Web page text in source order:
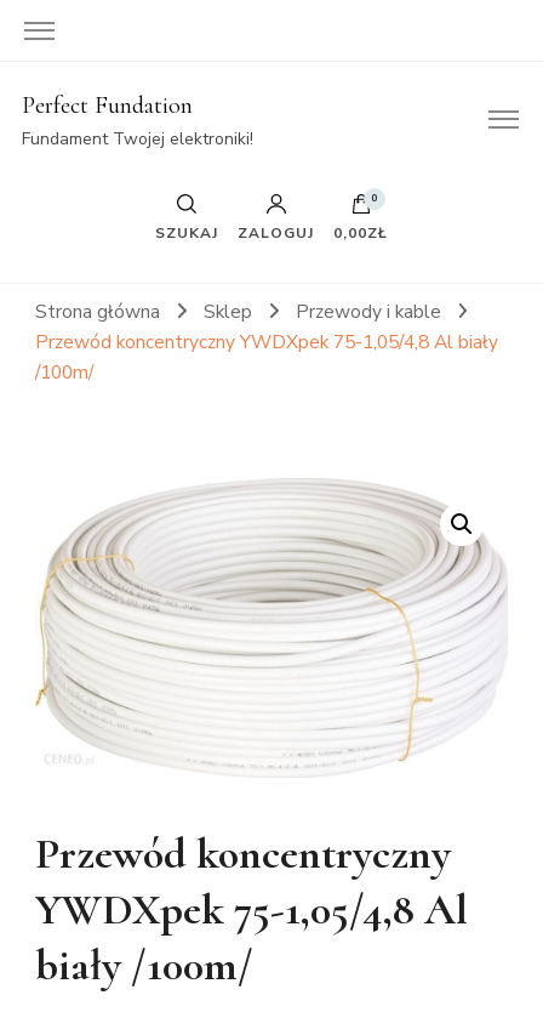
Perfect Fundation
Fundament Twojej elektroniki!
SZUKAJ ZALOGUJ
0
0,00ZŁ
Strona główna Sklep
Przewody i kable
Przewód koncentryczny YWDXpek 75-1,05/4,8 Al biały
/100m/
Przewód koncentryczny
YWDXpek 75-1,05/4,8 Al
biały /100m/